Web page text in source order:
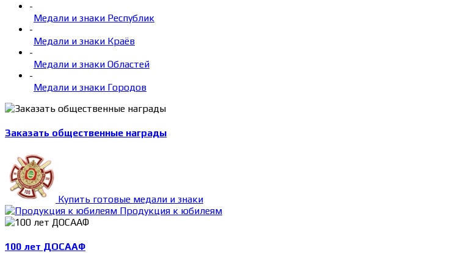
-
Медали и знаки Республик
-
Медали и знаки Краёв
-
Медали и знаки Областей
-
Медали и знаки Городов
Заказать общественные награды
Купить готовые медали и знаки
Продукция к юбилеям
100 лет ДОСААФ